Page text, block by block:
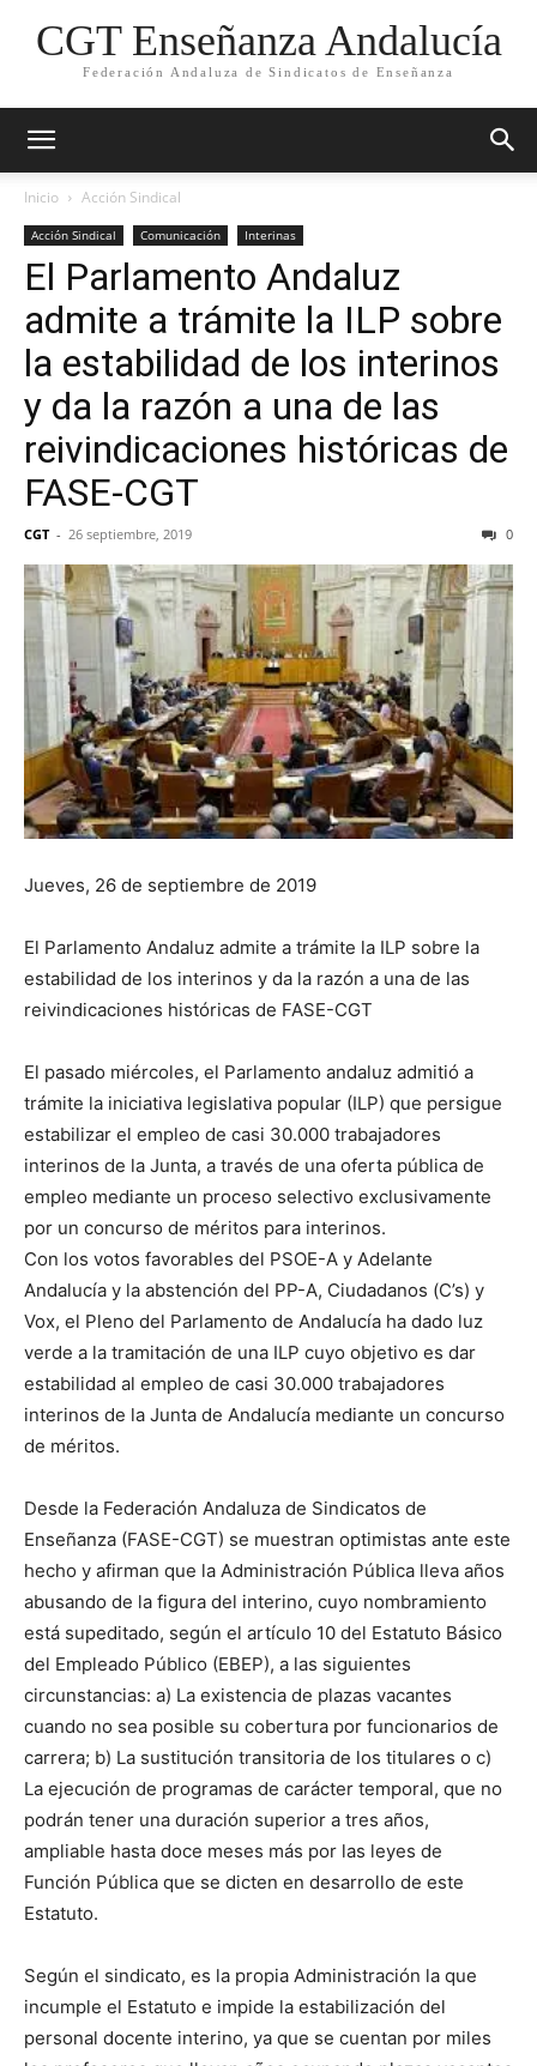
CGT Enseñanza Andalucía
Federación Andaluza de Sindicatos de Enseñanza
Inicio Acción Sindical
Acción Sindical Comunicación Interinas
El Parlamento Andaluz
admite a trámite la ILP sobre
la estabilidad de los interinos
y da la razón a una de las
reivindicaciones históricas de
FASE-CGT
CGT - 26 septiembre, 2019 0
Jueves, 26 de septiembre de 2019
El Parlamento Andaluz admite a trámite la ILP sobre la
estabilidad de los interinos y da la razón a una de las
reivindicaciones históricas de FASE-CGT
El pasado miércoles, el Parlamento andaluz admitió a
trámite la iniciativa legislativa popular (ILP) que persigue
estabilizar el empleo de casi 30.000 trabajadores
interinos de la Junta, a través de una oferta pública de
empleo mediante un proceso selectivo exclusivamente
por un concurso de méritos para interinos.
Con los votos favorables del PSOE-A y Adelante
Andalucía y la abstención del PP-A, Ciudadanos (C’s) y
Vox, el Pleno del Parlamento de Andalucía ha dado luz
verde a la tramitación de una ILP cuyo objetivo es dar
estabilidad al empleo de casi 30.000 trabajadores
interinos de la Junta de Andalucía mediante un concurso
de méritos.
Desde la Federación Andaluza de Sindicatos de
Enseñanza (FASE-CGT) se muestran optimistas ante este
hecho y afirman que la Administración Pública lleva años
abusando de la figura del interino, cuyo nombramiento
está supeditado, según el artículo 10 del Estatuto Básico
del Empleado Público (EBEP), a las siguientes
circunstancias: a) La existencia de plazas vacantes
cuando no sea posible su cobertura por funcionarios de
carrera; b) La sustitución transitoria de los titulares o c)
La ejecución de programas de carácter temporal, que no
podrán tener una duración superior a tres años,
ampliable hasta doce meses más por las leyes de
Función Pública que se dicten en desarrollo de este
Estatuto.
Según el sindicato, es la propia Administración la que
incumple el Estatuto e impide la estabilización del
personal docente interino, ya que se cuentan por miles